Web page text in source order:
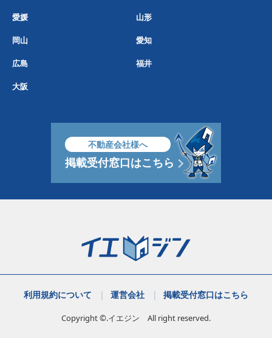
愛媛 山形
岡山 愛知
広島 福井
大阪
不動産会社様へ
掲載受付窓口はこちら
利用規約について 運営会社 掲載受付窓口はこちら
Copyright ©.イエジン All right reserved.